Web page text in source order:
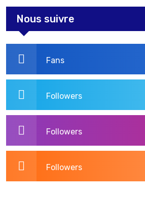
Nous suivre
Fans
Followers
Followers
Followers